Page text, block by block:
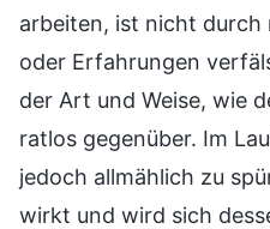
arbeiten, ist nicht durch
oder Erfahrungen
der Art und Weise, wie
ratlos gegenüber. Im
jedoch allmählich zu
wirkt und wird sich